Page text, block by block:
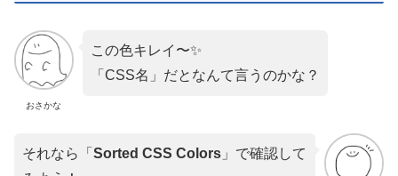
おさかな
この色キレイ〜✨
「CSS名」だとなんて言うのかな？
それなら「 Sorted CSS Colors 」で確認して